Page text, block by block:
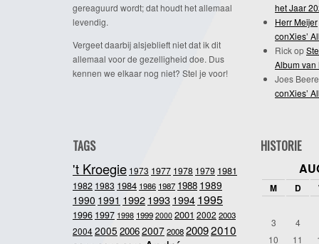
gereaguurd wordt; dat houdt het allemaal
levendig.
Vergeet daarbij alsjeblieft niet dat ik dit
allemaal voor de gezelligheid doe. Dus
kennen we elkaar nog niet? Stel je voor!
het Jaar
Herr Meijer
conXies’
Rickop
Album van
Joes
conXies’
TAGS
't Kroegie 1973 1977 1978 1979 1981
1982 1983 1984 1986 1987 1988 1989
1990 1991 19921993 1994 1995
1996 1997 1998 1999 2000 2001 2002 2003
20042005 20062007200820092010
HISTORIE
M D
3
4
10
11